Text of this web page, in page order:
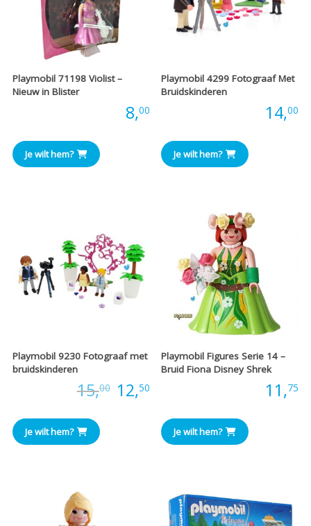
Playmobil 71198 Violist –
Nieuw in Blister
8,00
Je wilt hem?
Playmobil 4299 Fotograaf Met
Bruidskinderen
14,00
Je wilt hem?
Playmobil 9230 Fotograaf met
bruidskinderen
15,00 Oorspronkelijke
12,50Huidige
prijs
is:
Je wilt hem?
Playmobil Figures Serie 14 –
Bruid Fiona Disney Shrek
11,75
Je wilt hem?